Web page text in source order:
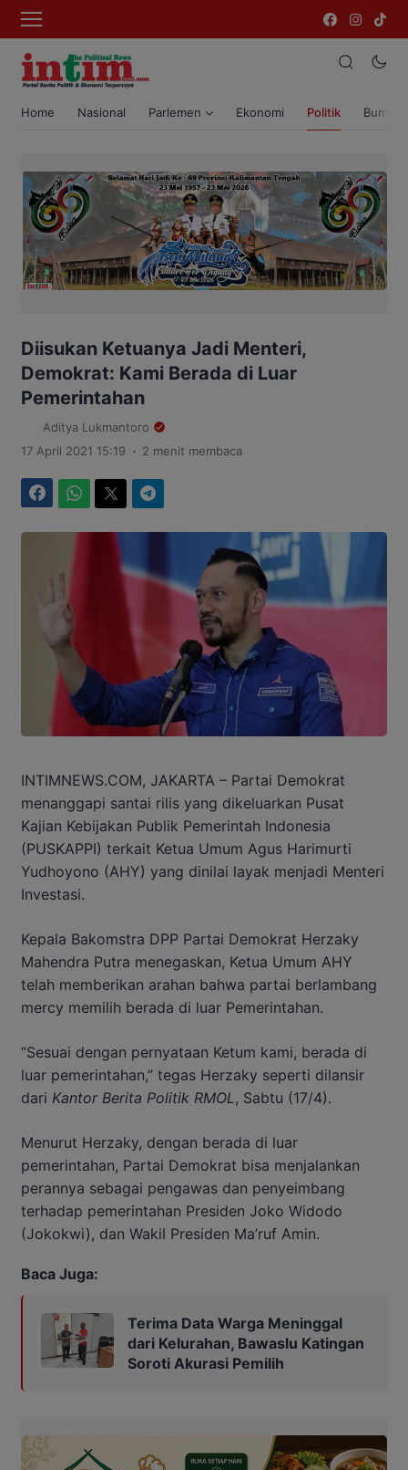
Home Nasional Parlemen Ekonomi Politik Bumi
Diisukan Ketuanya Jadi Menteri,
Demokrat: Kami Berada di Luar
Pemerintahan
Aditya Lukmantoro
17 April 2021 15:19 . 2 menit membaca
INTIMNEWS.COM, JAKARTA – Partai Demokrat
menanggapi santai rilis yang dikeluarkan Pusat
Kajian Kebijakan Publik Pemerintah Indonesia
(PUSKAPPI) terkait Ketua Umum Agus Harimurti
Yudhoyono (AHY) yang dinilai layak menjadi Menteri
Investasi.
Kepala Bakomstra DPP Partai Demokrat Herzaky
Mahendra Putra menegaskan, Ketua Umum AHY
telah memberikan arahan bahwa partai berlambang
mercy memilih berada di luar Pemerintahan.
“Sesuai dengan pernyataan Ketum kami, berada di
luar pemerintahan,” tegas Herzaky seperti dilansir
dari Kantor Berita Politik RMOL , Sabtu (17/4).
Menurut Herzaky, dengan berada di luar
pemerintahan, Partai Demokrat bisa menjalankan
perannya sebagai pengawas dan penyeimbang
terhadap pemerintahan Presiden Joko Widodo
(Jokokwi), dan Wakil Presiden Ma’ruf Amin.
Baca Juga:
Terima Data Warga Meninggal
dari Kelurahan, Bawaslu Katingan
Soroti Akurasi Pemilih